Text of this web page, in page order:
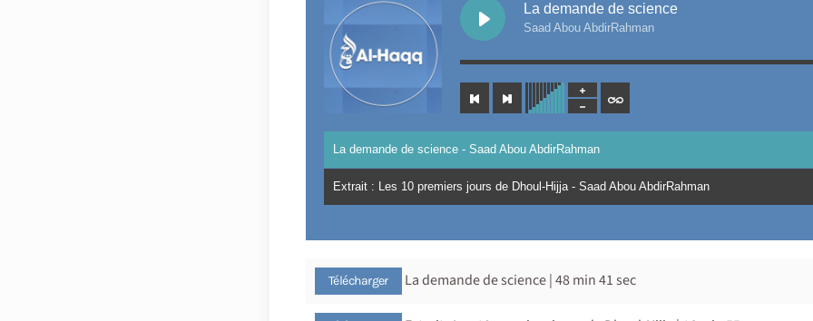
La demande de science
Saad Abou AbdirRahman
La demande de science - Saad Abou AbdirRahman
Extrait : Les 10 premiers jours de Dhoul-Hijja - Saad Abou AbdirRahman
Télécharger La demande de science | 48 min 41 sec